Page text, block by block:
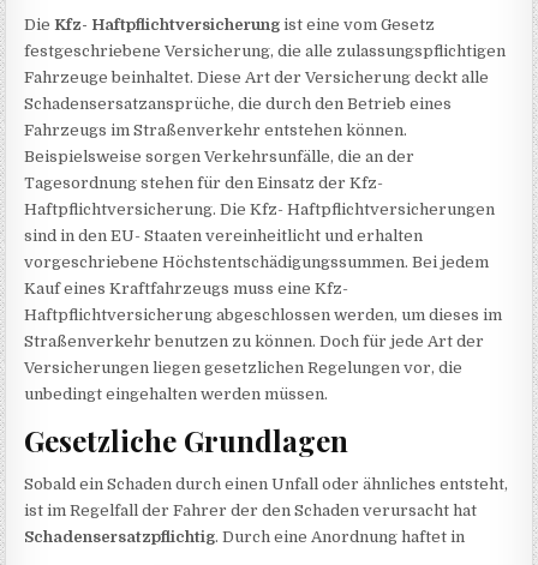
DieKfz- Haftpflichtversicherung ist eine vom Gesetz
festgeschriebene Versicherung, die alle zulassungspflichtigen
Fahrzeuge beinhaltet. Diese Art der Versicherung deckt alle
Schadensersatzansprüche, die durch den Betrieb eines
Fahrzeugs im Straßenverkehr entstehen können.
Beispielsweise sorgen Verkehrsunfälle, die an der
Tagesordnung stehen für den Einsatz der Kfz-
Haftpflichtversicherung. Die Kfz- Haftpflichtversicherungen
sind in den EU- Staaten vereinheitlicht und erhalten
vorgeschriebene Höchstentschädigungssummen. Bei jedem
Kauf eines Kraftfahrzeugs muss eine Kfz-
Haftpflichtversicherung abgeschlossen werden, um dieses im
Straßenverkehr benutzen zu können. Doch für jede Art der
Versicherungen liegen gesetzlichen Regelungen vor, die
unbedingt eingehalten werden müssen.
Gesetzliche Grundlagen
Sobald ein Schaden durch einen Unfall oder ähnliches entsteht,
ist im Regelfall der Fahrer der den Schaden verursacht hat
Schadensersatzpflichtig. Durch eine Anordnung haftet in